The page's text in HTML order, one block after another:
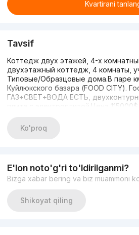
Kvartirani
Tavsif
Коттедж двух этажей, 4-х
двухэтажный коттедж, 4 комнаты,
Типовые/Образцовые дома.В паре
Куйлюкского базара (FOOD CITY).
ГАЗ+СВЕТ+ВОДА ЕСТЬ,
плита с электроплитой.Цена
расположение дома, добрые
деньги...+99897 440 88 72
Ko'proq
E'lon noto'g'ri to'ldirilganmi?
Bizga xabar bering va biz muammoni
Shikoyat qiling